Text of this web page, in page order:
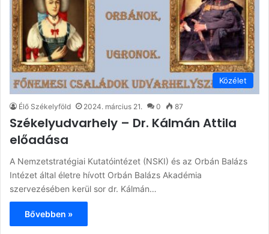
Közélet
Élő Székelyföld 2024. március 21. 0 87
Székelyudvarhely – Dr. Kálmán Attila
előadása
A Nemzetstratégiai Kutatóintézet (NSKI) és az Orbán Balázs
Intézet által életre hívott Orbán Balázs Akadémia
szervezésében kerül sor dr. Kálmán…
Bővebben »